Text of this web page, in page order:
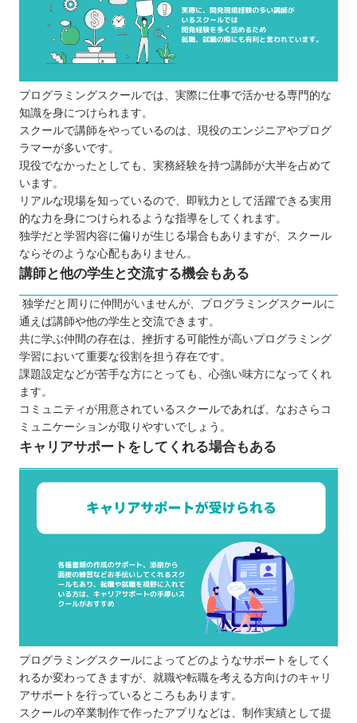
プログラミングスクールでは、実際に仕事で活かせる専門的な
知識を身につけられます。
スクールで講師をやっているのは、現役のエンジニアやプログ
ラマーが多いです。
現役でなかったとしても、実務経験を持つ講師が大半を占めて
います。
リアルな現場を知っているので、即戦力として活躍できる実用
的な力を身につけられるような指導をしてくれます。
独学だと学習内容に偏りが生じる場合もありますが、スクール
ならそのような心配もありません。
講師と他の学生と交流する機会もある
独学だと周りに仲間がいませんが、プログラミングスクールに
通えば講師や他の学生と交流できます。
共に学ぶ仲間の存在は、挫折する可能性が高いプログラミング
学習において重要な役割を担う存在です。
課題設定などが苦手な方にとっても、心強い味方になってくれ
ます。
コミュニティが用意されているスクールであれば、なおさらコ
ミュニケーションが取りやすいでしょう。
キャリアサポートをしてくれる場合もある
プログラミングスクールによってどのようなサポートをしてく
れるか変わってきますが、就職や転職を考える方向けのキャリ
アサポートを行っているところもあります。
スクールの卒業制作で作ったアプリなどは、制作実績として提